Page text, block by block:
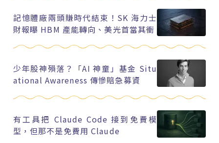
記憶體廠兩頭賺時代結束！SK 海力士
財報曝 HBM 產能轉向、美光首當其衝
少年股神殞落？「AI 神童」基金 Situ
ational Awareness 傳慘賠急募資
有工具把 Claude Code 接到免費模
型，但那不是免費用 Claude